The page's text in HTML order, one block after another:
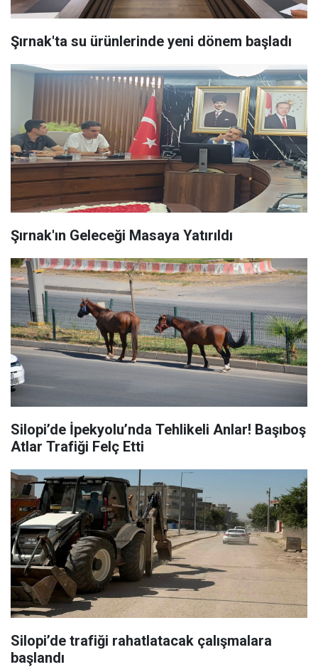
Şırnak'ta su ürünlerinde yeni dönem başladı
Şırnak'ın Geleceği Masaya Yatırıldı
Silopi’de İpekyolu’nda Tehlikeli Anlar! Başıboş
Atlar Trafiği Felç Etti
Silopi’de trafiği rahatlatacak çalışmalara
başlandı